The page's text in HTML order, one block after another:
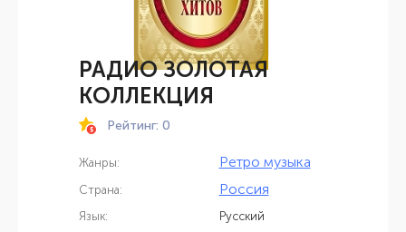
РАДИО ЗОЛОТАЯ
КОЛЛЕКЦИЯ
Рейтинг: 0
Жанры: Ретро музыка
Страна: Россия
Язык: Русский